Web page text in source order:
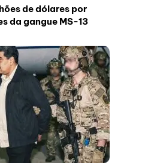
de dólares por
da gangue MS-13